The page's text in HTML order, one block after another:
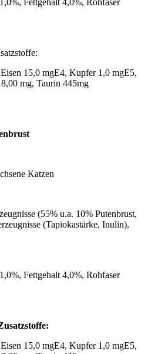
Fettgehalt 4,0%, Rohfaser
15,0 mgE4, Kupfer 1,0 mgE5,
mg, Taurin 445mg
Katzen
(55% u.a. 10% Putenbrust,
(Tapiokastärke, Inulin),
Fettgehalt 4,0%, Rohfaser
15,0 mgE4, Kupfer 1,0 mgE5,